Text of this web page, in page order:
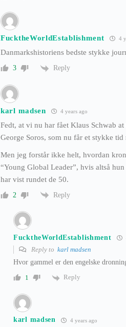
FucktheWorldEstablishment 4
Danmarkshistoriens bedste stykke
3 Reply
karl madsen 4 years ago
Fedt, at vi nu har fået Klaus Schwab
George Soros, som nu får et stykke
Men jeg forstår ikke helt, hvordan
“Young Global Leader”, hvis altså
har vist rundet de 50.
2 Reply
FucktheWorldEstablishment
Reply to karl madsen
Hvor gammel er den engelske
1
Reply
karl madsen 4 years ago